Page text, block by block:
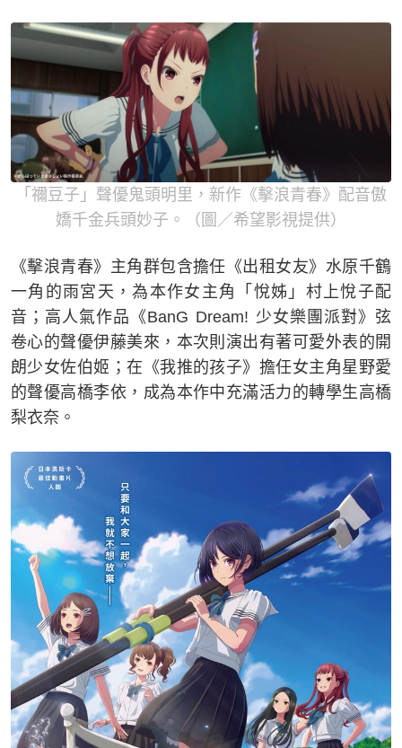
「禰豆子」聲優鬼頭明里，新作《擊浪青春》配音傲
嬌千金兵頭妙子。（圖／希望影視提供）
《擊浪青春》主角群包含擔任《出租女友》水原千鶴
一角的雨宮天，為本作女主角「悅姊」村上悅子配
音；高人氣作品《BanG Dream! 少女樂團派對》弦
卷心的聲優伊藤美來，本次則演出有著可愛外表的開
朗少女佐伯姬；在《我推的孩子》擔任女主角星野愛
的聲優高橋李依，成為本作中充滿活力的轉學生高橋
梨衣奈。